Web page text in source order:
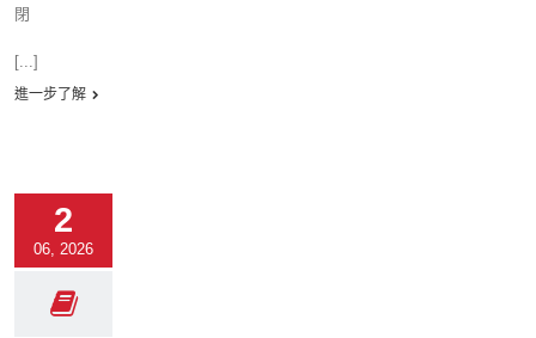
閉
[...]
進一步了解
2
06, 2026